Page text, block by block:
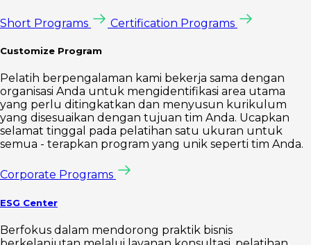
Short Programs Certification Programs
Customize Program
Pelatih berpengalaman kami bekerja sama dengan
organisasi Anda untuk mengidentifikasi area utama
yang perlu ditingkatkan dan menyusun kurikulum
yang disesuaikan dengan tujuan tim Anda. Ucapkan
selamat tinggal pada pelatihan satu ukuran untuk
semua - terapkan program yang unik seperti tim Anda.
Corporate Programs
ESG Center
Berfokus dalam mendorong praktik bisnis